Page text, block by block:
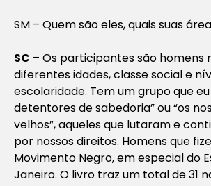
SM – Quem são eles, quais suas
SC – Os participantes são homens
diferentes idades, classe social e
escolaridade. Tem um grupo que
detentores de sabedoria” ou “os
velhos”, aqueles que lutaram e
por nossos direitos. Homens que
Movimento Negro, em especial do
Janeiro. O livro traz um total de 31